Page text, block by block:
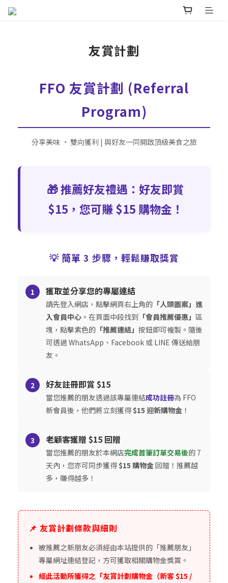
友賞計劃
FFO 友賞計劃 (Referral
Program)
分享美味 • 雙向獲利 | 與好友一同開啟頂級美食之旅
🎁 推薦好友禮遇：好友即賞
$15，您可賺 $15 購物金！
💡 簡單 3 步驟，輕鬆賺取獎賞
1 獲取並分享您的專屬連結
請先登入網店，點擊網頁右上角的 「人頭圖案」進
入會員中心 。在頁面中段找到 「會員推薦優惠」 區
塊，點擊紫色的 「推薦連結」 按鈕即可複製。隨後
可透過 WhatsApp、Facebook 或 LINE 傳送給朋
友。
2 好友註冊即賞 $15
當您推薦的朋友透過該專屬連結成功註冊為 FFO
新會員後，他們將立刻獲得$15 迎新購物金 ！
3 老顧客獲贈 $15 回贈
當您推薦的朋友於本網店完成首筆訂單交易後的 7
天內，您亦可同步獲得$15 購物金回贈！推薦越
多，賺得越多！
📌 友賞計劃條款與細則
被推薦之新朋友必須經由本站提供的「推薦朋友」
專屬網址連結登記，方可獲取相關購物金獎賞。
經此活動所獲得之「友賞計劃購物金（新客 $15 /